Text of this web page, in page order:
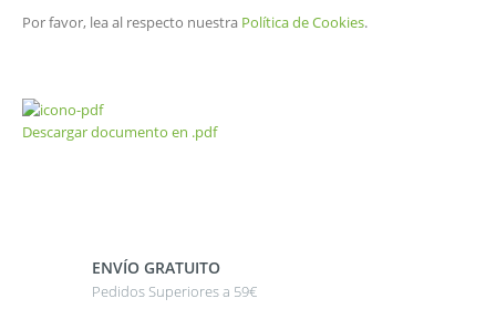
Por favor, lea al respecto nuestra Política de Cookies.
Descargar documento en .pdf
ENVÍO GRATUITO
Pedidos Superiores a 59€